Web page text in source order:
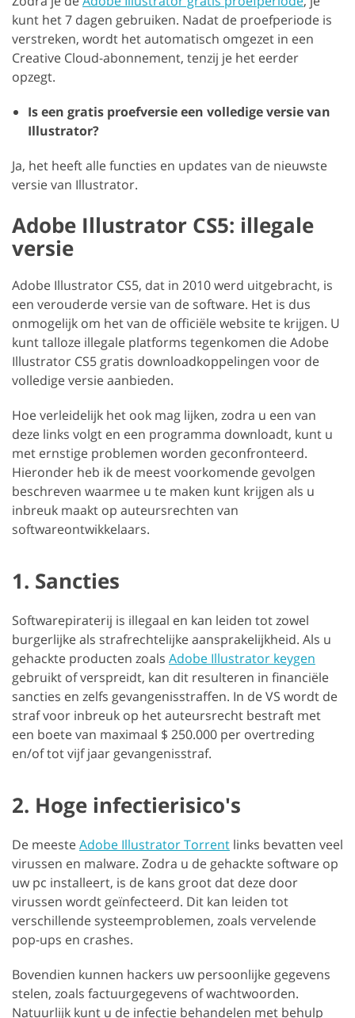
kunt het 7 dagen gebruiken. Nadat de proefperiode is
verstreken, wordt het automatisch omgezet in een
Creative Cloud-abonnement, tenzij je het eerder
opzegt.
Is een gratis proefversie een volledige versie van
Illustrator?
Ja, het heeft alle functies en updates van de nieuwste
versie van Illustrator.
Adobe Illustrator CS5: illegale
versie
Adobe Illustrator CS5, dat in 2010 werd uitgebracht, is
een verouderde versie van de software. Het is dus
onmogelijk om het van de officiële website te krijgen. U
kunt talloze illegale platforms tegenkomen die Adobe
Illustrator CS5 gratis downloadkoppelingen voor de
volledige versie aanbieden.
Hoe verleidelijk het ook mag lijken, zodra u een van
deze links volgt en een programma downloadt, kunt u
met ernstige problemen worden geconfronteerd.
Hieronder heb ik de meest voorkomende gevolgen
beschreven waarmee u te maken kunt krijgen als u
inbreuk maakt op auteursrechten van
softwareontwikkelaars.
1. Sancties
Softwarepiraterij is illegaal en kan leiden tot zowel
burgerlijke als strafrechtelijke aansprakelijkheid. Als u
gehackte producten zoals Adobe Illustrator keygen
gebruikt of verspreidt, kan dit resulteren in financiële
sancties en zelfs gevangenisstraffen. In de VS wordt de
straf voor inbreuk op het auteursrecht bestraft met
een boete van maximaal $ 250.000 per overtreding
en/of tot vijf jaar gevangenisstraf.
2. Hoge infectierisico's
De meesteAdobe Illustrator Torrent links bevatten veel
virussen en malware. Zodra u de gehackte software op
uw pc installeert, is de kans groot dat deze door
virussen wordt geïnfecteerd. Dit kan leiden tot
verschillende systeemproblemen, zoals vervelende
pop-ups en crashes.
Bovendien kunnen hackers uw persoonlijke gegevens
stelen, zoals factuurgegevens of wachtwoorden.
Natuurlijk kunt u de infectie behandelen met behulp